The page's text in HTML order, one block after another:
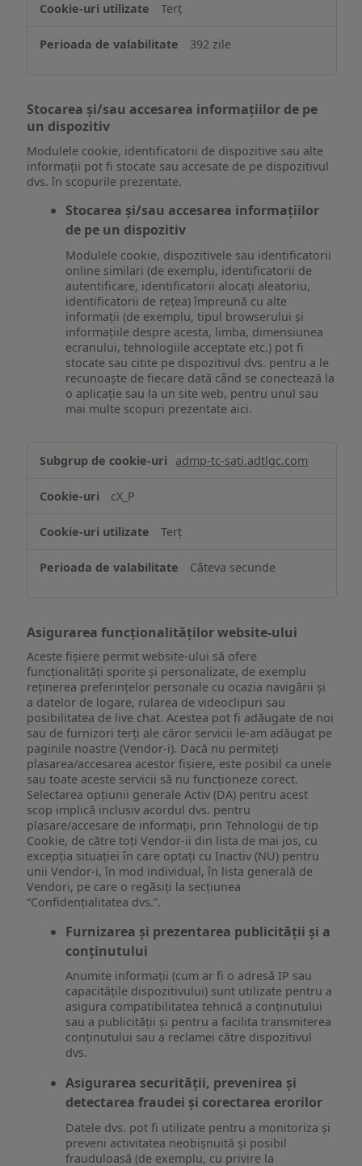
Terț
392 zile
Stocarea și/sau accesarea informațiilor de pe
un dispozitiv
Modulele cookie, identificatorii de dispozitive sau alte
informații pot fi stocate sau accesate de pe dispozitivul
dvs. în scopurile prezentate.
Stocarea și/sau accesarea informațiilor
de pe un dispozitiv
Modulele cookie, dispozitivele sau identificatorii
online similari (de exemplu, identificatorii de
autentificare, identificatorii alocați aleatoriu,
identificatorii de rețea) împreună cu alte
informații (de exemplu, tipul browserului și
informațiile despre acesta, limba, dimensiunea
ecranului, tehnologiile acceptate etc.) pot fi
stocate sau citite pe dispozitivul dvs. pentru a le
recunoaște de fiecare dată când se conectează la
o aplicație sau la un site web, pentru unul sau
mai multe scopuri prezentate aici.
și/sau
informațiilor
pe
dispozitiv
admp-tc-sati.adtlgc.com
cX_P
Terț
Câteva secunde
Asigurarea funcționalităților website-ului
Aceste fișiere permit website-ului să ofere
funcționalități sporite și personalizate, de exemplu
reţinerea preferinţelor personale cu ocazia navigării și
a datelor de logare, rularea de videoclipuri sau
posibilitatea de live chat. Acestea pot fi adăugate de noi
sau de furnizori terți ale căror servicii le-am adăugat pe
paginile noastre (Vendor-i). Dacă nu permiteți
plasarea/accesarea acestor fișiere, este posibil ca unele
sau toate aceste servicii să nu funcționeze corect.
Selectarea opțiunii generale Activ (DA) pentru acest
scop implică inclusiv acordul dvs. pentru
plasare/accesare de informații, prin Tehnologii de tip
Cookie, de către toți Vendor-ii din lista de mai jos, cu
excepția situației în care optați cu Inactiv (NU) pentru
unii Vendor-i, în mod individual, în lista generală de
Vendori, pe care o regăsiți la secțiunea
“Confidențialitatea dvs.”.
Furnizarea și prezentarea publicității și a
conținutului
Anumite informații (cum ar fi o adresă IP sau
capacitățile dispozitivului) sunt utilizate pentru a
asigura compatibilitatea tehnică a conținutului
sau a publicității și pentru a facilita transmiterea
conținutului sau a reclamei către dispozitivul
dvs.
Asigurarea securității, prevenirea și
detectarea fraudei și corectarea erorilor
Datele dvs. pot fi utilizate pentru a monitoriza și
preveni activitatea neobișnuită și posibil
frauduloasă (de exemplu, cu privire la